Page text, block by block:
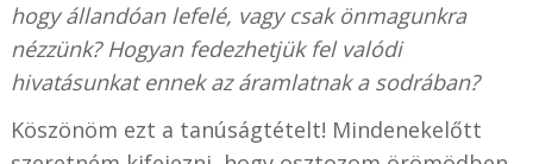
hogy állandóan lefelé, vagy csak önmagunkra
nézzünk? Hogyan fedezhetjük fel valódi
hivatásunkat ennek az áramlatnak a sodrában?
Köszönöm ezt a tanúságtételt! Mindenekelőtt